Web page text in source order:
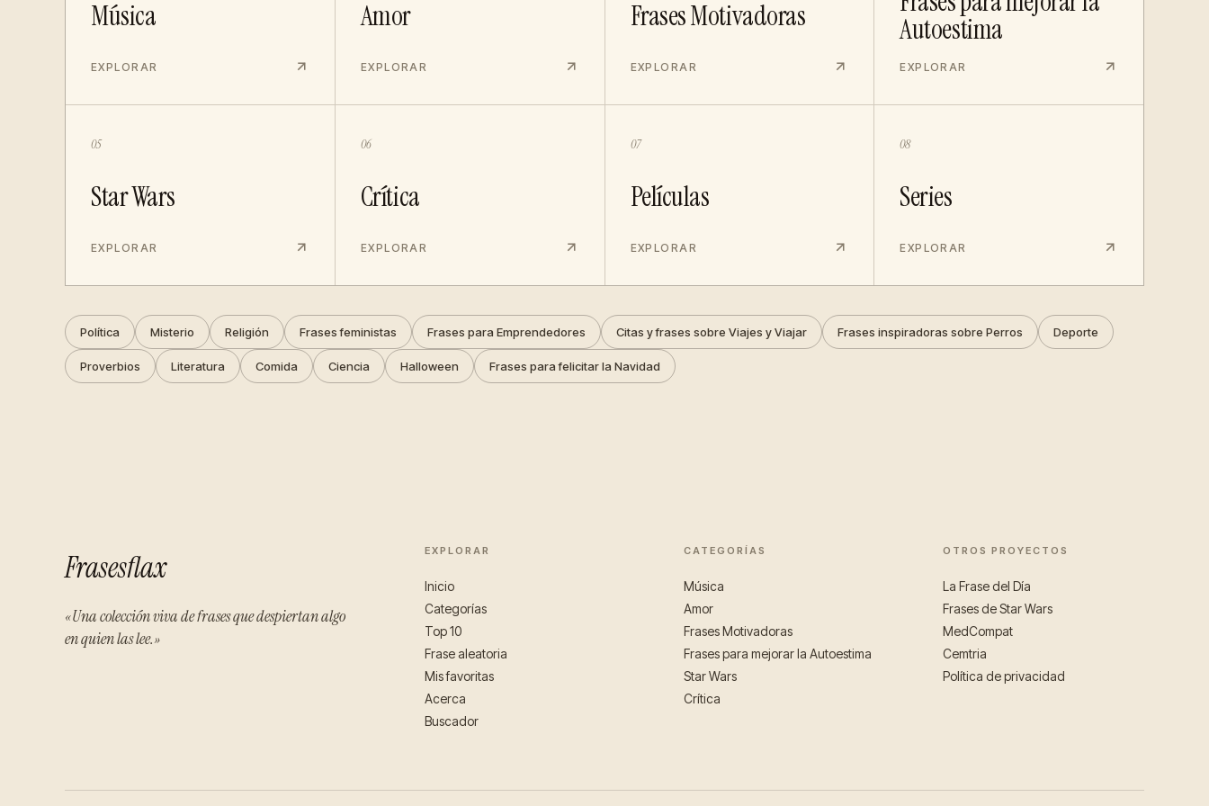
Música
EXPLORAR
Amor
EXPLORAR
Frases Motivadoras
EXPLORAR
Autoestima
EXPLORAR
05
Star Wars
EXPLORAR
06
Crítica
EXPLORAR
07
Películas
EXPLORAR
08
Series
EXPLORAR
Política Misterio Religión Frases feministas Frases para Emprendedores Citas y frases sobre Viajes y Viajar Frases inspiradoras sobre Perros Deporte
Proverbios Literatura Comida Ciencia Halloween Frases para felicitar la Navidad
Frasesflax
«Una colección viva de frases que despiertan algo
en quien las lee.»
EXPLORAR
Inicio
Categorías
Top 10
Frase aleatoria
Mis favoritas
Acerca
Buscador
CATEGORÍAS
Música
Amor
Frases Motivadoras
Frases para mejorar la Autoestima
Star Wars
Crítica
OTROS PROYECTOS
La Frase del Día
Frases de Star Wars
MedCompat
Cemtria
Política de privacidad